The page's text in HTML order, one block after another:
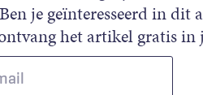
je geïnteresseerd in dit
het artikel gratis in